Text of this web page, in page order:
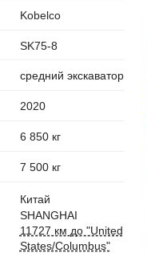
Kobelco
SK75-8
средний экскаватор
2020
6 850 кг
7 500 кг
Китай
SHANGHAI
11727 км до "United
States/Columbus"